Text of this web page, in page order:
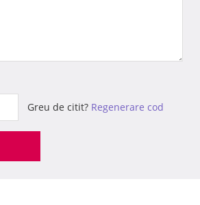
Greu de citit? Regenerare cod